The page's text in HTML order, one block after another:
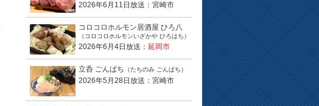
2026年6月11日放送：宮崎市
コロコロホルモン居酒屋 ひろ八
（コロコロホルモンいざかや ひろはち）
2026年6月4日放送： 延岡市
立呑 ごんぱち （たちのみ ごんぱち）
2026年5月28日放送：宮崎市